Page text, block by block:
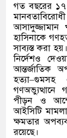
গত বছরের ১৭
আসাদুজ্জামান
হাসিনাকে
সাব্যস্ত করা
নির্দেশও
আন্তর্জাতিক
হত্যা–গুমসহ
গণঅভ্যুত্থানে
পীড়ন ও
আইসিটি
ক্ষমতার
রয়েছে।